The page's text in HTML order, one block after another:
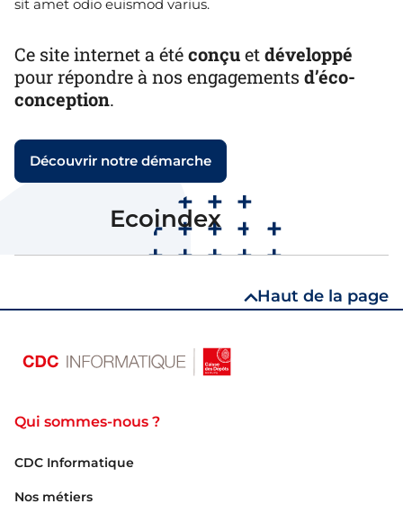
sit amet odio euismod varius.
Ce site internet a étéconçuetdéveloppé
pour répondre à nos engagements d’éco-
conception.
Découvrir notre démarche
Note
Ecoindex B
Haut de la page
Qui sommes-nous ?
CDC Informatique
Nos métiers